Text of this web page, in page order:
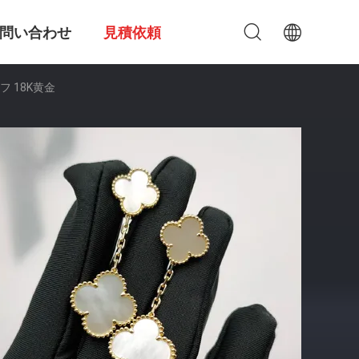
い合わせ 見積依頼
18K黄金